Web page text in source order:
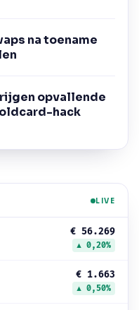
na toename
opvallende
hack
LIVE
€ 56.269
▲ 0,20%
€ 1.663
▲ 0,50%